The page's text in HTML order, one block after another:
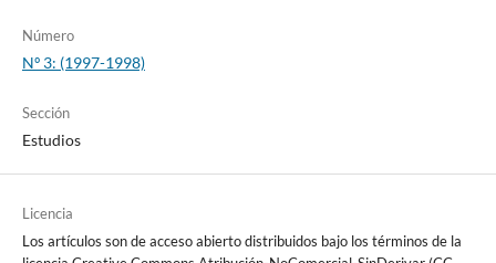
Número
Nº 3: (1997-1998)
Sección
Estudios
Licencia
Los artículos son de acceso abierto distribuidos bajo los términos de la